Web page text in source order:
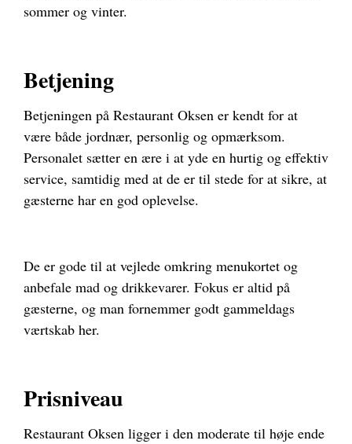
sommer og vinter.
Betjening
Betjeningen på Restaurant Oksen er kendt for at
være både jordnær, personlig og opmærksom.
Personalet sætter en ære i at yde en hurtig og effektiv
service, samtidig med at de er til stede for at sikre, at
gæsterne har en god oplevelse.
De er gode til at vejlede omkring menukortet og
anbefale mad og drikkevarer. Fokus er altid på
gæsterne, og man fornemmer godt gammeldags
værtskab her.
Prisniveau
Restaurant Oksen ligger i den moderate til høje ende